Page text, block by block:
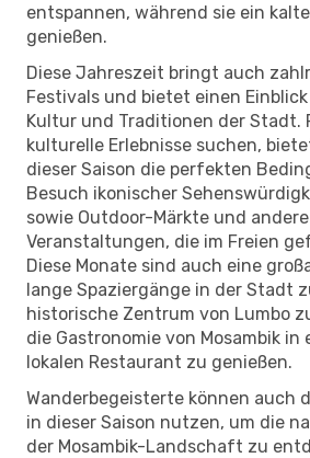
entspannen, während sie ein
genießen.
Diese Jahreszeit bringt auch
Festivals und bietet einen
Kultur und Traditionen der Stadt.
kulturelle Erlebnisse suchen,
dieser Saison die perfekten
Besuch ikonischer
sowie Outdoor-Märkte und
Veranstaltungen, die im Freien
Diese Monate sind auch eine
lange Spaziergänge in der Stadt
historische Zentrum von Lumbo
die Gastronomie von Mosambik in
lokalen Restaurant zu genießen.
Wanderbegeisterte können auch
in dieser Saison nutzen, um die
der Mosambik-Landschaft zu